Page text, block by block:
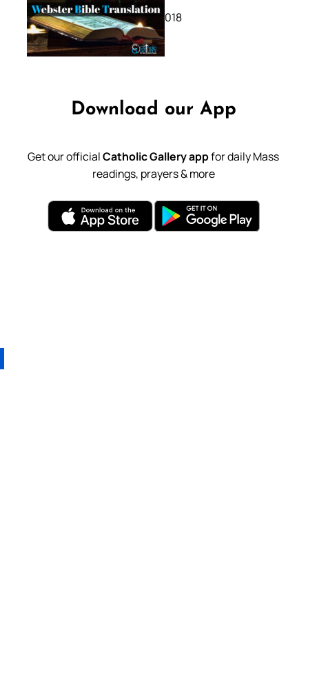
October 11, 2018
Download our App
Get our officialCatholic Gallery appfor daily Mass
readings, prayers & more